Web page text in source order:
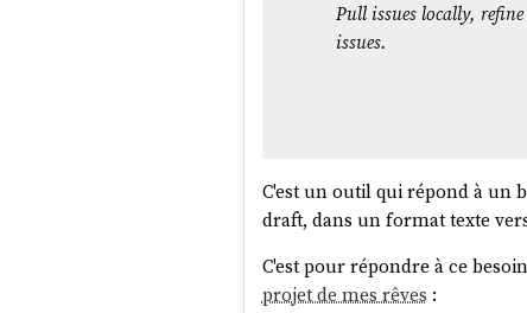
Pull issues locally,
issues.
C'est un outil qui répond à un
draft, dans un format texte
C'est pour répondre à ce
projet de mes rêves :